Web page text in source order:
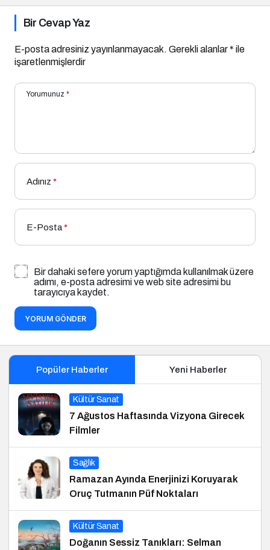
Bir Cevap Yaz
E-posta adresiniz yayınlanmayacak. Gerekli alanlar* ile
işaretlenmişlerdir
Yorumunuz *
Adınız *
E-Posta*
Bir dahaki sefere yorum yaptığımda kullanılmak üzere
adımı, e-posta adresimi ve web site adresimi bu
tarayıcıya kaydet.
YORUM GÖNDER
Popüler Haberler Yeni Haberler
Kültür Sanat
7 Ağustos Haftasında Vizyona Girecek
Filmler
Sağlık
Ramazan Ayında Enerjinizi Koruyarak
Oruç Tutmanın Püf Noktaları
Kültür Sanat
Doğanın Sessiz Tanıkları: Selman